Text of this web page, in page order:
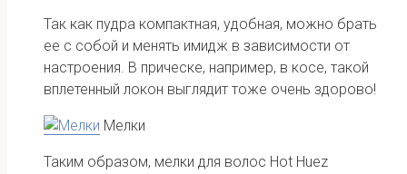
Так как пудра компактная, удобная, можно брать
ее с собой и менять имидж в зависимости от
настроения. В прическе, например, в косе, такой
вплетенный локон выглядит тоже очень здорово!
Мелки
Таким образом, мелки для волос Hot Huez